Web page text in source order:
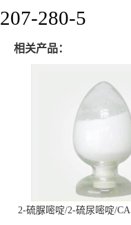
207-280-5
相关产品：
2-硫脲嘧啶/2-硫尿嘧啶/